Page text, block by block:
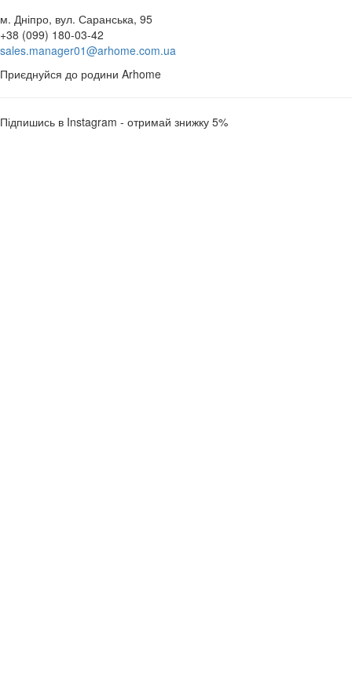
м. Дніпро, вул. Саранська, 95
+38 (099) 180-03-42
sales.manager01@arhome.com.ua
Приєднуйся до родини Arhome
Підпишись в Instagram - отримай знижку 5%